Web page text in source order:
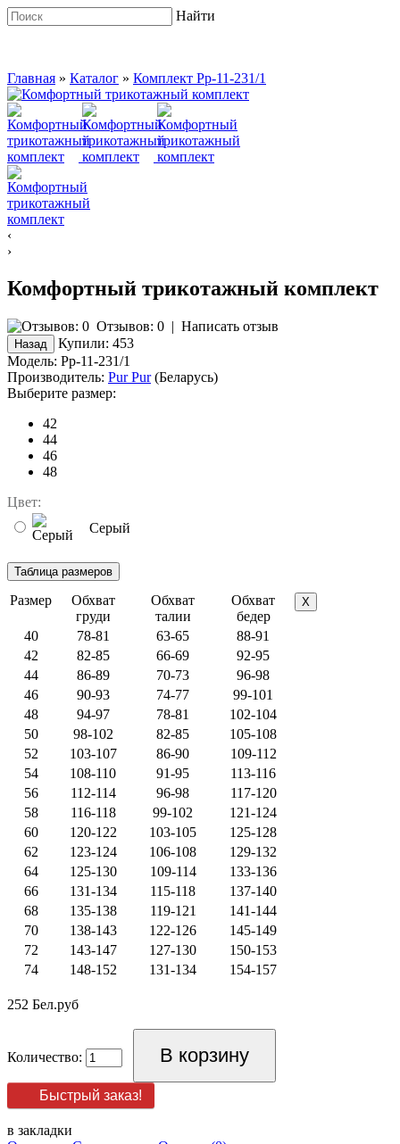
Найти
Главная » Каталог » Комплект Pp-11-231/1
‹
›
Комфортный трикотажный комплект
Отзывов: 0 | Написать отзыв
Купили: 453
Модель: Pp-11-231/1
Производитель: Pur Pur(Беларусь)
Выберите размер:
42
44
46
48
Цвет:
Серый
Размер
Обхват
груди
Обхват
талии
Обхват
бедер
X
40 78-81 63-65
88-91
42
82-85 66-69
92-95
44
86-89 70-73
96-98
46
90-93 74-77
99-101
48
94-97 78-81
102-104
50
98-102 82-85
105-108
52
103-107 86-90
109-112
54
108-110 91-95
113-116
56
112-114 96-98
117-120
58
116-118 99-102
121-124
60
120-122 103-105
125-128
62
123-124 106-108
129-132
64
125-130 109-114
133-136
66
131-134 115-118
137-140
68
135-138 119-121
141-144
70
138-143 122-126
145-149
72
143-147 127-130
150-153
74
148-152 131-134 154-157
252 Бел.руб
Количество:
Быстрый заказ!
в закладки